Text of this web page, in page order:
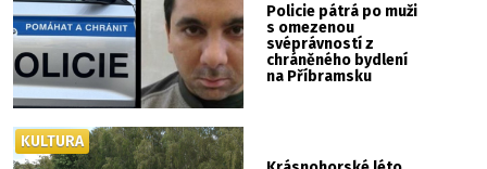
Policie pátrá po muži
s omezenou
svéprávností z
chráněného bydlení
na Příbramsku
KULTURA